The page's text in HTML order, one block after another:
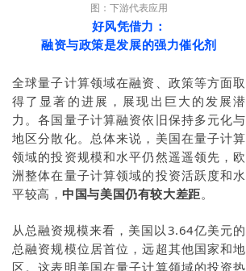
图：下游代表应用
好风凭借力：
融资与政策是发展的强力催化剂
全球量子计算领域在融资、政策等方面取
得了显著的进展，展现出巨大的发展潜
力。各国量子计算融资依旧保持多元化与
地区分散化。总体来说，美国在量子计算
领域的投资规模和水平仍然遥遥领先，欧
洲整体在量子计算领域的投资活跃度和水
平较高，中国与美国仍有较大差距。
从总融资规模来看，美国以3.64亿美元的
总融资规模位居首位，远超其他国家和地
区。这表明美国在量子计算领域的投资热